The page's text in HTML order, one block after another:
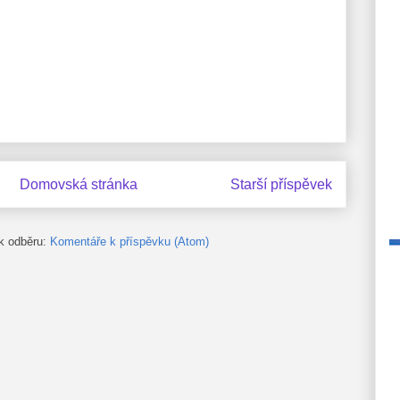
Starší příspěvek
Domovská stránka
odběru: Komentáře k příspěvku (Atom)